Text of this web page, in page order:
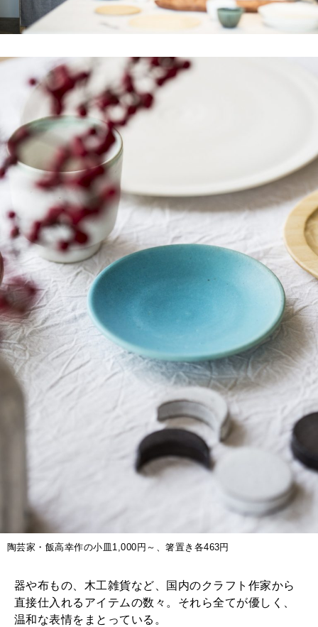
陶芸家・飯高幸作の小皿1,000円～、箸置き各463円
器や布もの、木工雑貨など、国内のクラフト作家から
直接仕入れるアイテムの数々。それら全てが優しく、
温和な表情をまとっている。